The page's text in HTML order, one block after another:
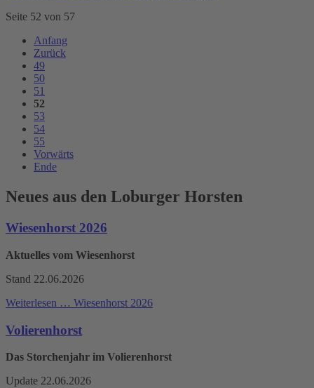
Seite 52 von 57
Anfang
Zurück
49
50
51
52
53
54
55
Vorwärts
Ende
Neues aus den Loburger Horsten
Wiesenhorst 2026
Aktuelles vom Wiesenhorst
Stand 22.06.2026
Weiterlesen … Wiesenhorst 2026
Volierenhorst
Das Storchenjahr im Volierenhorst
Update 22.06.2026